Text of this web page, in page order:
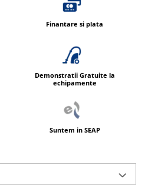
Finantare si plata
Demonstratii Gratuite la
echipamente
Suntem in SEAP